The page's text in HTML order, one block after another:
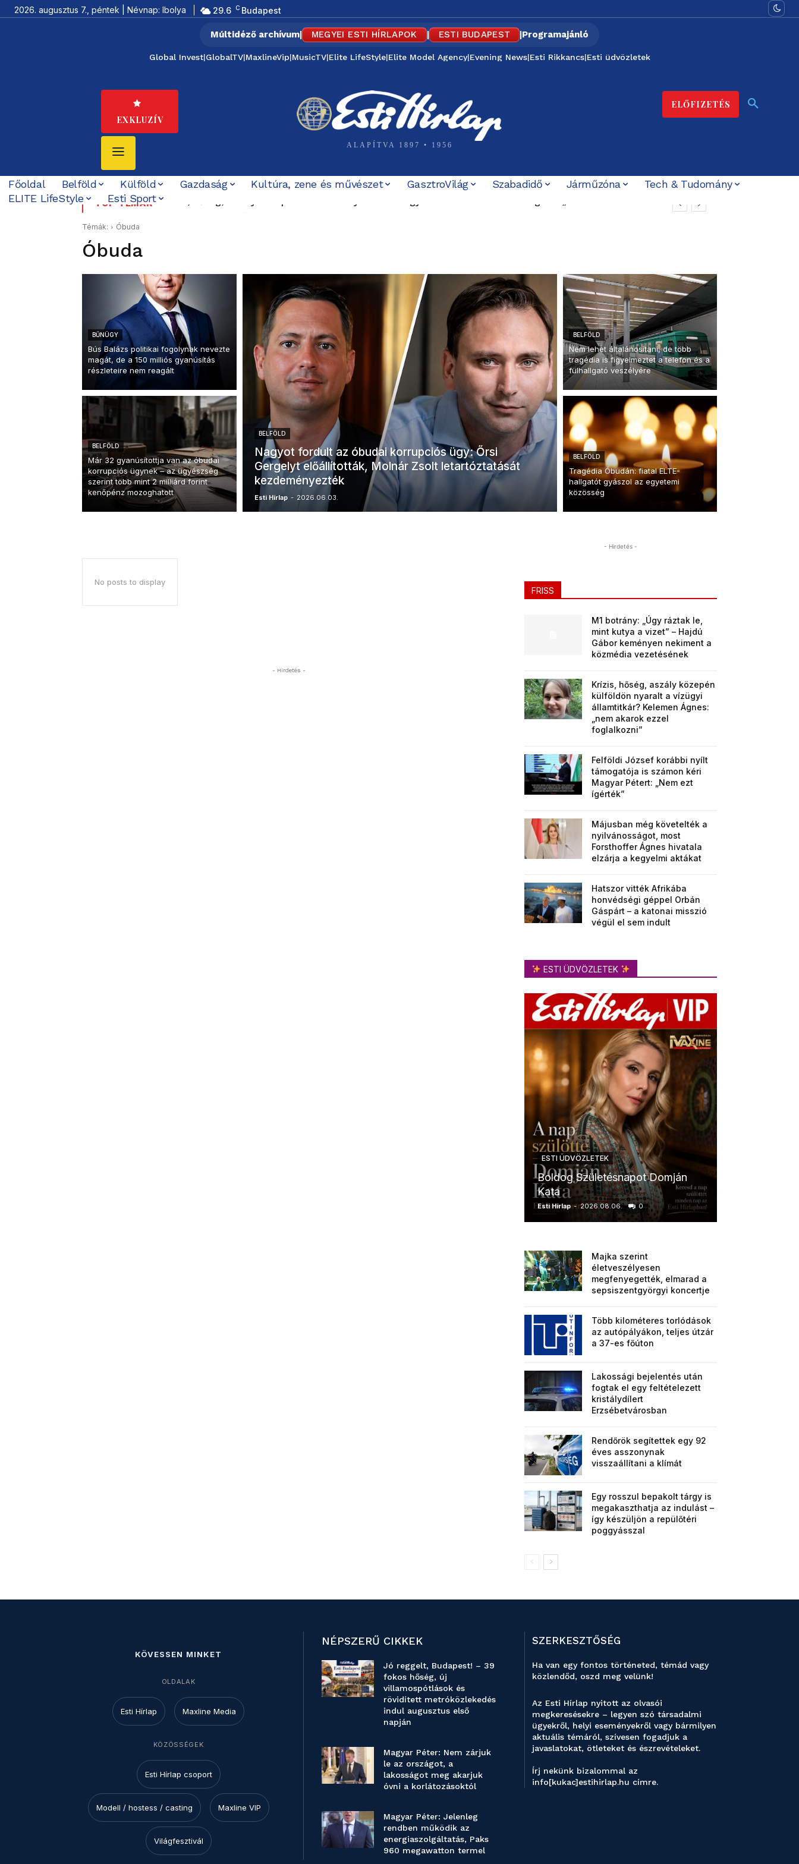
2026. augusztus 7., péntek | Névnap: Ibolya 29.6 C Budapest
Múltidéző archívum| MEGYEI ESTI HÍRLAPOK | ESTI BUDAPEST |Programajánló
Global Invest|GlobalTV|MaxlineVip|MusicTV|Elite LifeStyle|Elite Model Agency|Evening News|Esti Rikkancs|Esti üdvözletek
EXKLUZÍV
ALAPÍTVA 1897 • 1956
ELŐFIZETÉS
Főoldal Belföld Külföld Gazdaság Kultúra, zene és művészet GasztroVilág Szabadidő Járműzóna
Tech & Tudomány
ELITE LifeStyle
Esti Sport
TOP TÉMÁKKrízis, hőség, aszály közepén külföldön nyaralt a vízügyi államtitkár? Kelemen Ágnes: „nem akarok
Felföldi József korábbi nyílt támogatója is számon kéri Magyar Pétert: „Nem ezt ígérték”
Témák: Óbuda
Óbuda
BŰNÜGY
Bús Balázs politikai fogolynak nevezte
magát, de a 150 milliós gyanúsítás
részleteire nem reagált
BELFÖLD
Már 32 gyanúsítottja van az óbudai
korrupciós ügynek – az ügyészség
szerint több mint 2 milliárd forint
kenőpénz mozoghatott
BELFÖLD
Nagyot fordult az óbudai korrupciós ügy: Őrsi
Gergelyt előállították, Molnár Zsolt letartóztatását
kezdeményezték
Esti Hírlap - 2026.06.03.
BELFÖLD
Nem lehet általánosítani, de több
tragédia is figyelmeztet a telefon és a
fülhallgató veszélyére
BELFÖLD
Tragédia Óbudán: fiatal ELTE-
hallgatót gyászol az egyetemi
közösség
No posts to display
- Hirdetés -
- Hirdetés -
FRISS
M1 botrány: „Úgy ráztak le,
mint kutya a vizet” – Hajdú
Gábor keményen nekiment a
közmédia vezetésének
Krízis, hőség, aszály közepén
külföldön nyaralt a vízügyi
államtitkár? Kelemen Ágnes:
„nem akarok ezzel
foglalkozni”
Felföldi József korábbi nyílt
támogatója is számon kéri
Magyar Pétert: „Nem ezt
ígérték”
Májusban még követelték a
nyilvánosságot, most
Forsthoffer Ágnes hivatala
elzárja a kegyelmi aktákat
Hatszor vitték Afrikába
honvédségi géppel Orbán
Gáspárt – a katonai misszió
végül el sem indult
ESTI ÜDVÖZLETEK
ESTI ÜDVÖZLETEK
Boldog Születésnapot Domján
Kata
Esti Hírlap - 2026.08.06. 0
Majka szerint
életveszélyesen
megfenyegették, elmarad a
sepsiszentgyörgyi koncertje
Több kilométeres torlódások
az autópályákon, teljes útzár
a 37-es főúton
Lakossági bejelentés után
fogtak el egy feltételezett
kristálydílert
Erzsébetvárosban
Rendőrök segítettek egy 92
éves asszonynak
visszaállítani a klímát
Egy rosszul bepakolt tárgy is
megakaszthatja az indulást –
így készüljön a repülőtéri
poggyásszal
KÖVESSEN MINKET
OLDALAK
Esti Hírlap Maxline Media
KÖZÖSSÉGEK
Esti Hírlap csoport
Modell / hostess / casting Maxline VIP
Világfesztivál
NÉPSZERŰ CIKKEK
Jó reggelt, Budapest! – 39
fokos hőség, új
villamospótlások és
rövidített metróközlekedés
indul augusztus első
napján
Magyar Péter: Nem zárjuk
le az országot, a
lakosságot meg akarjuk
óvni a korlátozásoktól
Magyar Péter: Jelenleg
rendben működik az
energiaszolgáltatás, Paks
960 megawatton termel
SZERKESZTŐSÉG
Ha van egy fontos történeted, témád vagy
közlendőd, oszd meg velünk!
Az Esti Hírlap nyitott az olvasói
megkeresésekre – legyen szó társadalmi
ügyekről, helyi eseményekről vagy bármilyen
aktuális témáról, szívesen fogadjuk a
javaslatokat, ötleteket és észrevételeket.
Írj nekünk bizalommal az
info[kukac]estihirlap.hu címre.